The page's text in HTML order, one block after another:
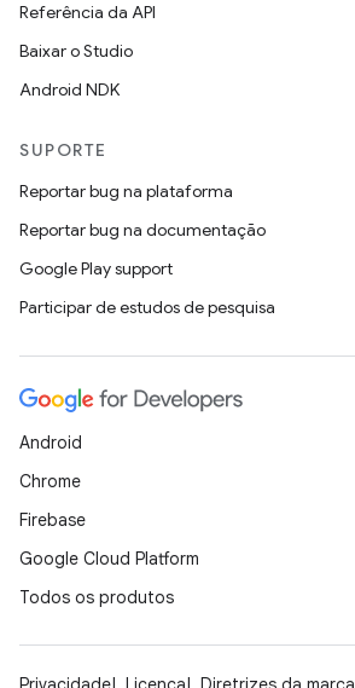
Referência da API
Baixar o Studio
Android NDK
SUPORTE
Reportar bug na plataforma
Reportar bug na documentação
Google Play support
Participar de estudos de pesquisa
Android
Chrome
Firebase
Google Cloud Platform
Todos os produtos